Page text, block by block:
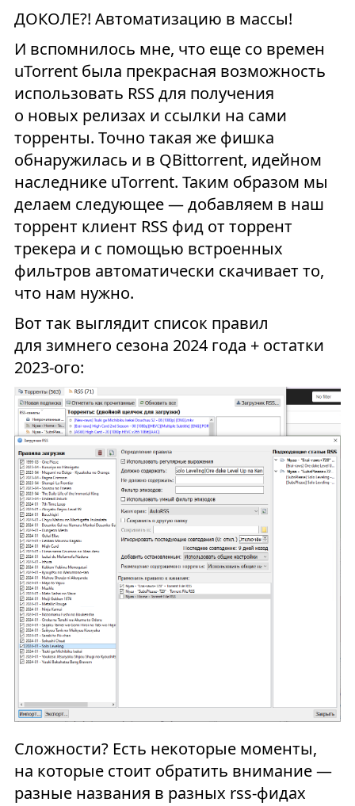
ДОКОЛЕ?! Автоматизацию в массы!
И вспомнилось мне, что еще со времен
uTorrent была прекрасная возможность
использовать RSS для получения
о новых релизах и ссылки на сами
торренты. Точно такая же фишка
обнаружилась и в QBittorrent, идейном
наследнике uTorrent. Таким образом мы
делаем следующее — добавляем в наш
торрент клиент RSS фид от торрент
трекера и с помощью встроенных
фильтров автоматически скачивает то,
что нам нужно.
Вот так выглядит список правил
для зимнего сезона 2024 года + остатки
2023-ого:
Сложности? Есть некоторые моменты,
на которые стоит обратить внимание —
разные названия в разных rss-фидах